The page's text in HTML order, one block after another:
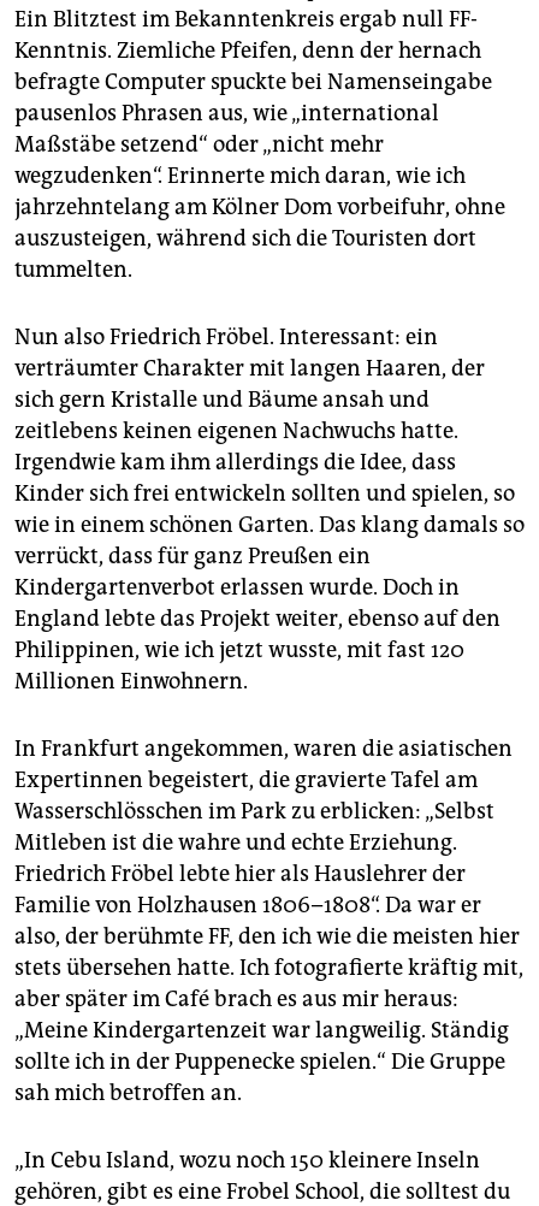
Ein Blitztest im Bekanntenkreis ergab null FF-
Kenntnis. Ziemliche Pfeifen, denn der hernach
befragte Computer spuckte bei Namenseingabe
pausenlos Phrasen aus, wie „international
Maßstäbe setzend“ oder „nicht mehr
wegzudenken“. Erinnerte mich daran, wie ich
jahrzehntelang am Kölner Dom vorbeifuhr, ohne
auszusteigen, während sich die Touristen dort
tummelten.
Nun also Friedrich Fröbel. Interessant: ein
verträumter Charakter mit langen Haaren, der
sich gern Kristalle und Bäume ansah und
zeitlebens keinen eigenen Nachwuchs hatte.
Irgendwie kam ihm allerdings die Idee, dass
Kinder sich frei entwickeln sollten und spielen, so
wie in einem schönen Garten. Das klang damals so
verrückt, dass für ganz Preußen ein
Kindergartenverbot erlassen wurde. Doch in
England lebte das Projekt weiter, ebenso auf den
Philippinen, wie ich jetzt wusste, mit fast 120
Millionen Einwohnern.
In Frankfurt angekommen, waren die asiatischen
Expertinnen begeistert, die gravierte Tafel am
Wasserschlösschen im Park zu erblicken: „Selbst
Mitleben ist die wahre und echte Erziehung.
Friedrich Fröbel lebte hier als Hauslehrer der
Familie von Holzhausen 1806–1808“. Da war er
also, der berühmte FF, den ich wie die meisten hier
stets übersehen hatte. Ich fotografierte kräftig mit,
aber später im Café brach es aus mir heraus:
„Meine Kindergartenzeit war langweilig. Ständig
sollte ich in der Puppenecke spielen.“ Die Gruppe
sah mich betroffen an.
„In Cebu Island, wozu noch 150 kleinere Inseln
gehören, gibt es eine Frobel School, die solltest du